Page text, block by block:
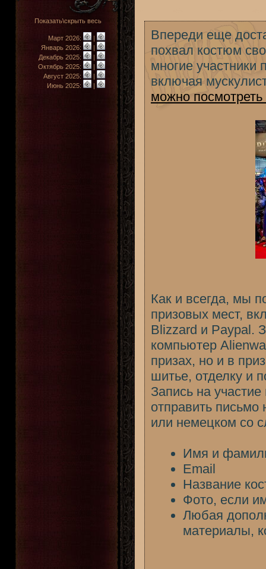
Показать\скрыть весь
Март 2026:
|
Январь 2026:
|
Декабрь 2025:
|
Октябрь 2025:
|
Август 2025:
|
Июнь 2025:
|
Впереди еще
похвал костюм
многие участники
включая
можно посмотреть
Как и всегда, мы
призовых мест,
Blizzard и Paypal.
компьютер
призах, но и в
шитье, отделку и
Запись на
отправить письмо
или немецком со
Имя и
Email
Название
Фото, если
Любая
материалы,